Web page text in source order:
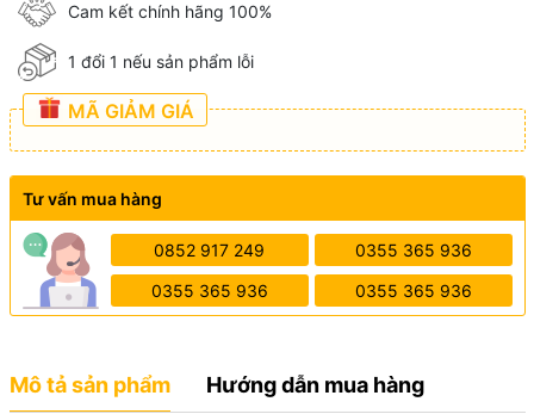
Cam kết chính hãng 100%
1 đổi 1 nếu sản phẩm lỗi
MÃ GIẢM GIÁ
Tư vấn mua hàng
0852 917 249 0355 365 936
0355 365 936 0355 365 936
Mô tả sản phẩm Hướng dẫn mua hàng